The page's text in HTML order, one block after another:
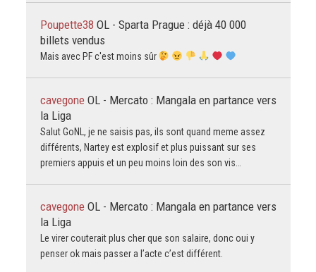
Poupette38 OL - Sparta Prague : déjà 40 000
billets vendus
Mais avec PF c'est moins sûr
cavegone OL - Mercato : Mangala en partance vers
la Liga
Salut GoNL, je ne saisis pas, ils sont quand meme assez
différents, Nartey est explosif et plus puissant sur ses
premiers appuis et un peu moins loin des son vis…
cavegone OL - Mercato : Mangala en partance vers
la Liga
Le virer couterait plus cher que son salaire, donc oui y
penser ok mais passer a l’acte c’est différent.